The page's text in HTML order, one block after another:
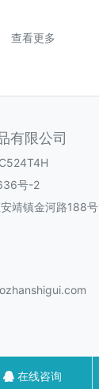
查看更多
有限公司
号-2
靖镇金河路188号
在线咨询